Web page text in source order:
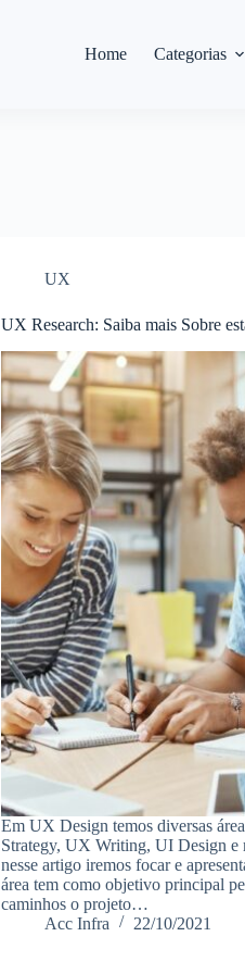
Home Categorias
UX
UX Research: Saiba mais Sobre
Em UX Design temos diversas
Strategy, UX Writing, UI Design e
nesse artigo iremos focar e
área tem como objetivo principal
caminhos o projeto…
Acc Infra
22/10/2021